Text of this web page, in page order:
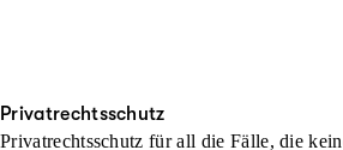
Privatrechtsschutz
Privatrechtsschutz für all die Fälle, die